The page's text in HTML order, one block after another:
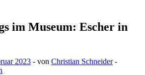
im Museum: Escher in
2023 - von Christian Schneider-